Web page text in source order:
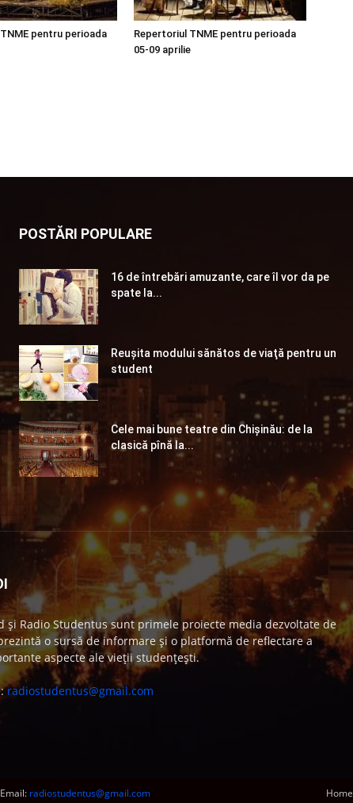
pentru perioada
Repertoriul TNME pentru perioada
05-09 aprilie
POSTĂRI POPULARE
16 de întrebări amuzante, care îl vor da pe
spate la...
Reuşita modului sănătos de viaţă pentru un
student
Cele mai bune teatre din Chişinău: de la
clasică pînă la...
și Radio Studentus sunt primele proiecte media dezvoltate de
o sursă de informare și o platformă de reflectare a
aspecte ale vieții studențești.
radiostudentus@gmail.com
Home
Email: radiostudentus@gmail.com